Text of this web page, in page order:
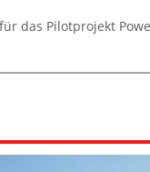
das Pilotprojekt